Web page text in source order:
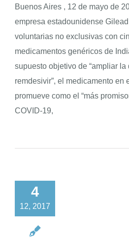
Buenos Aires , 12 de mayo de
empresa estadounidense
voluntarias no exclusivas con
medicamentos genéricos de
supuesto objetivo de “ampliar
remdesivir”, el medicamento en
promueve como el “más
COVID-19,
4
12, 2017